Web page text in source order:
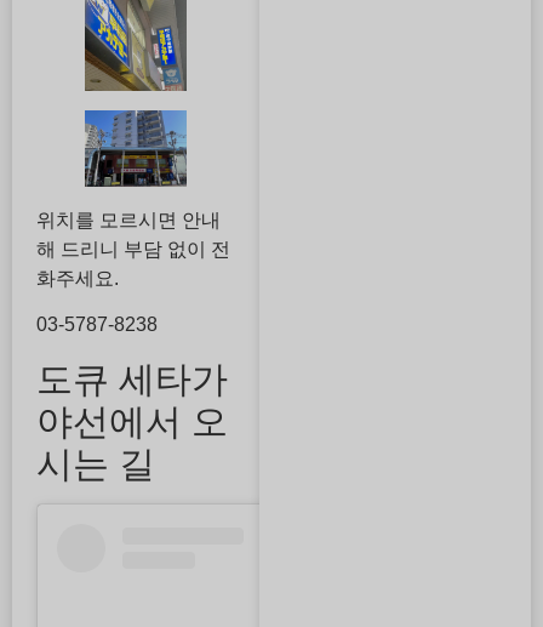
위치를 모르시면 안내
해 드리니 부담 없이 전
화주세요.
03-5787-8238
도큐 세타가
야선에서 오
시는 길